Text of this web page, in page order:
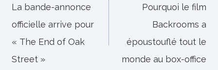
de
l’article
La bande-annonce
officielle arrive pour
« The End of Oak
Street »
Pourquoi le film
Backrooms a
époustouflé tout le
monde au box-office